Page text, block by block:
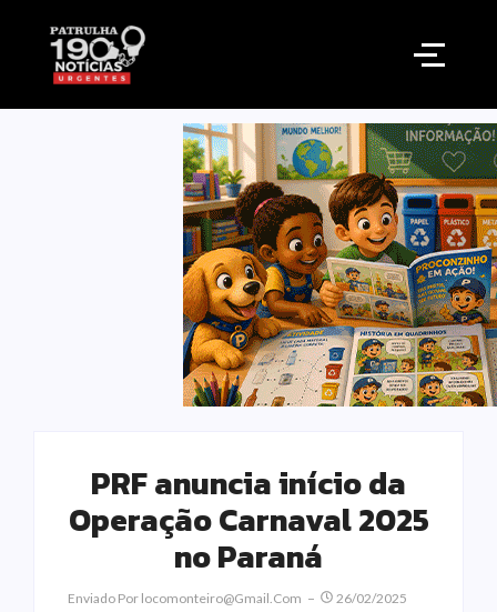
PRF anuncia início da
Operação Carnaval 2025
no Paraná
Enviado Por Locomonteiro@gmail.com 26/02/2025